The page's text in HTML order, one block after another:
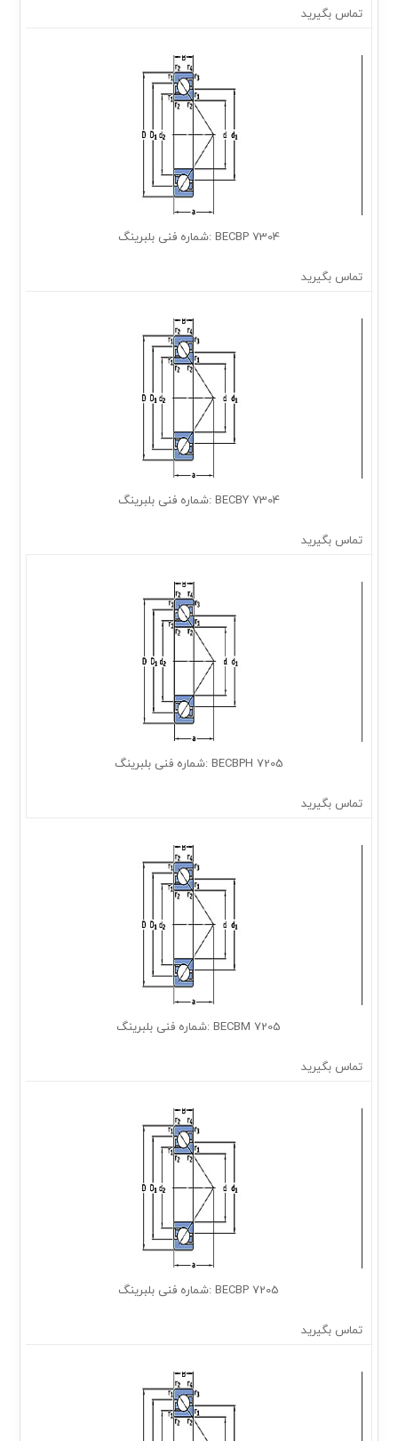
تماس بگیرید
7304 BECBP :شماره فنی بلبرینگ
تماس بگیرید
7304 BECBY :شماره فنی بلبرینگ
تماس بگیرید
7205 BECBPH :شماره فنی بلبرینگ
تماس بگیرید
7205 BECBM :شماره فنی بلبرینگ
تماس بگیرید
7205 BECBP :شماره فنی بلبرینگ
تماس بگیرید